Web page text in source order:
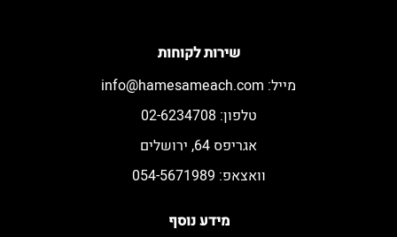
מידע נוסף
שירות לקוחות
מייל: info@hamesameach.com
טלפון: 02-6234708
אגריפס 64, ירושלים
וואצאפ: 054-5671989